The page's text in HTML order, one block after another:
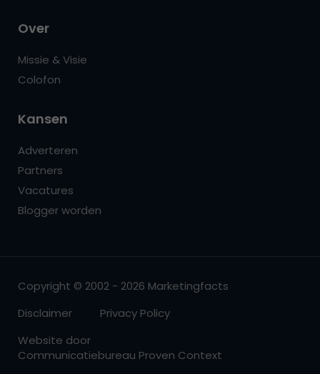
Over
Missie & Visie
Colofon
Kansen
Adverteren
Partners
Vacatures
Blogger worden
Copyright © 2002 - 2026 Marketingfacts
Disclaimer
Privacy Policy
Website door
Communicatiebureau Proven Context